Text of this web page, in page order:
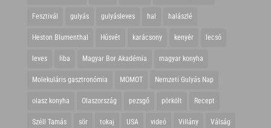
Fesztivál gulyás gulyásleves hal halászlé
Heston Blumenthal Húsvét karácsony kenyér lecsó
leves liba Magyar Bor Akadémia magyar konyha
Molekuláris gasztronómia MOMOT Nemzeti Gulyás Nap
olasz konyha Olaszország pezsgő pörkölt Recept
Széll Tamás sör tokaj USA videó Villány Válság